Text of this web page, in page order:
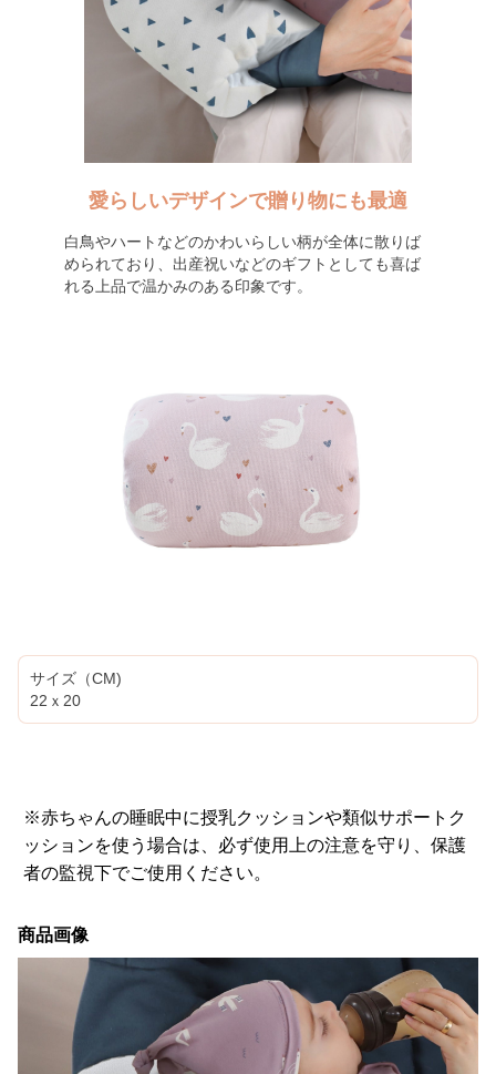
愛らしいデザインで贈り物にも最適
白鳥やハートなどのかわいらしい柄が全体に散りば
められており、出産祝いなどのギフトとしても喜ば
れる上品で温かみのある印象です。
サイズ（CM)
22ｘ20
※赤ちゃんの睡眠中に授乳クッションや類似サポートク
ッションを使う場合は、必ず使用上の注意を守り、保護
者の監視下でご使用ください。
商品画像